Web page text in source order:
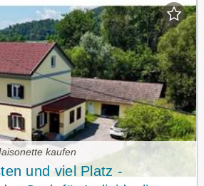
kaufen
und viel Platz -